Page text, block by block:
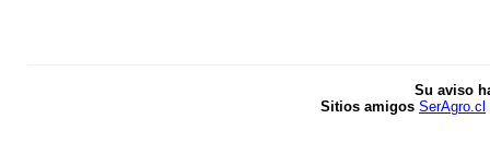
Su aviso
Sitios amigos SerAgro.cl